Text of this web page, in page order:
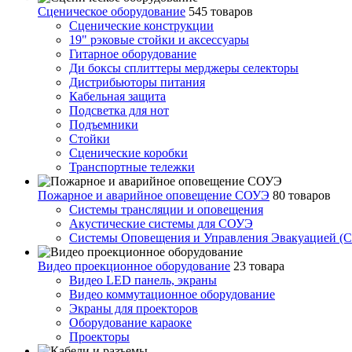
Сценическое оборудование 545 товаров
Сценические конструкции
19" рэковые стойки и аксесcуары
Гитарное оборудование
Ди боксы сплиттеры мерджеры селекторы
Дистрибьюторы питания
Кабельная защита
Подсветка для нот
Подъемники
Стойки
Сценические коробки
Транспортные тележки
Пожарное и аварийное оповещение СОУЭ 80 товаров
Cистемы трансляции и оповещения
Акустические системы для СОУЭ
Системы Оповещения и Управления Эвакуацией
Видео проекционное оборудование 23 товара
Видео LED панель, экраны
Видео коммутационное оборудование
Экраны для проекторов
Оборудование караоке
Проекторы